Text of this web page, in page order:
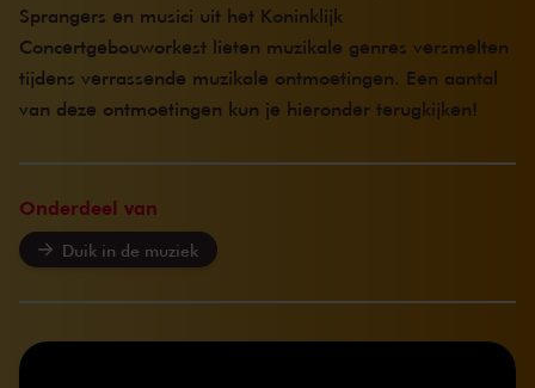
Sprangers en musici uit het Koninklijk
Concertgebouworkest lieten muzikale genres versmelten
tijdens verrassende muzikale ontmoetingen. Een aantal
van deze ontmoetingen kun je hieronder terugkijken!
Onderdeel van
Duik in de muziek